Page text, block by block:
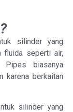
silinder yang
fluida seperti air,
Pipes biasanya
karena berkaitan
silinder yang